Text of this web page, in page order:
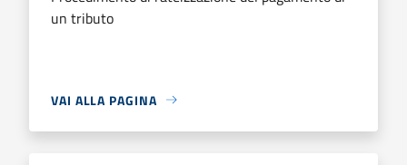
un tributo
VAI ALLA PAGINA